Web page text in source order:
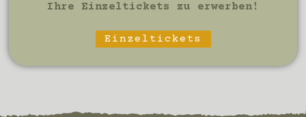
Ihre Einzeltickets zu erwerben!
Einzeltickets